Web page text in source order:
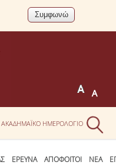
ΑΚΑΔΗΜΑΪΚΟ ΗΜΕΡΟΛΟΓΙΟ
ΕΡΕΥΝΑ ΑΠΟΦΟΙΤΟΙ ΝΕΑ